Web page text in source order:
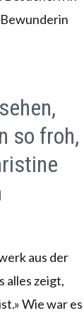
so froh,
aus der
alles zeigt,
Wie war es